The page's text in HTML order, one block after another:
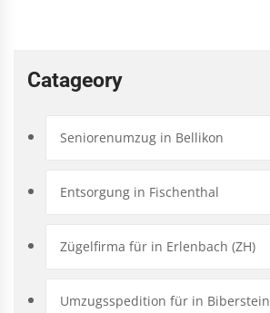
Catageory
Seniorenumzug in Bellikon
Entsorgung in Fischenthal
Zügelfirma für in Erlenbach (ZH)
Umzugsspedition für in Biberstein